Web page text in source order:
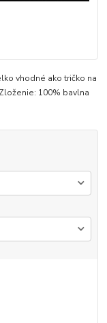
vhodné ako tričko na
100% bavlna